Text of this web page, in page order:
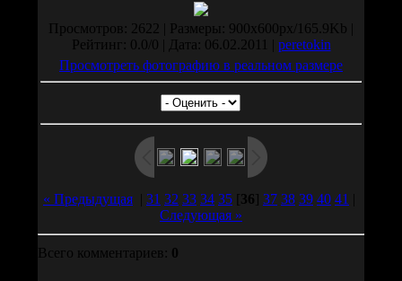
Просмотров: 2622 | Размеры: 900x600px/165.9Kb |
Рейтинг: 0.0/0 | Дата: 06.02.2011 | peretokin
Просмотреть фотографию в реальном размере
« Предыдущая 31 32 33 34 35 [36 ] 37 38 39 40 41
Следующая »
Всего комментариев: 0